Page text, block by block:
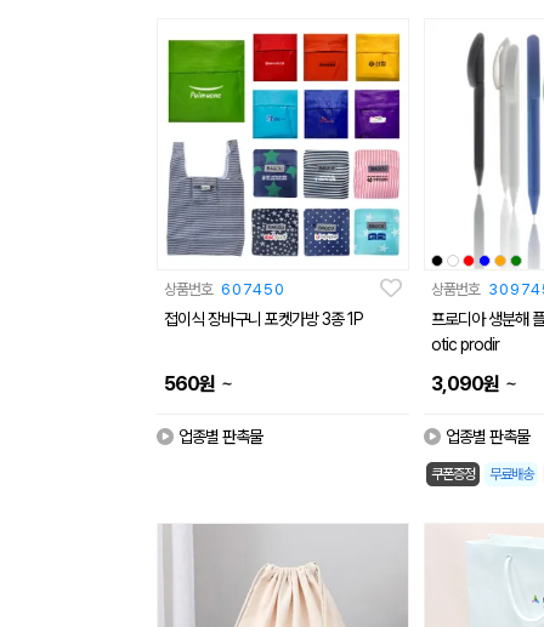
상품번호 607450
접이식 장바구니 포켓가방 3종 1P
560원 ~
업종별 판촉물
상품번호
프로디아 생분해 플라
otic prodir
3,090원 ~
업종별 판촉물
쿠폰증정 무료배송